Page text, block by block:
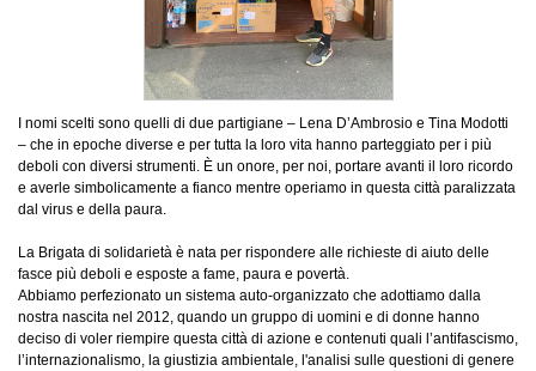
I nomi scelti sono quelli di due partigiane – Lena D’Ambrosio e Tina Modotti
– che in epoche diverse e per tutta la loro vita hanno parteggiato per i più
deboli con diversi strumenti. È un onore, per noi, portare avanti il loro ricordo
e averle simbolicamente a fianco mentre operiamo in questa città paralizzata
dal virus e della paura.
La Brigata di solidarietà è nata per rispondere alle richieste di aiuto delle
fasce più deboli e esposte a fame, paura e povertà.
Abbiamo perfezionato un sistema auto-organizzato che adottiamo dalla
nostra nascita nel 2012, quando un gruppo di uomini e di donne hanno
deciso di voler riempire questa città di azione e contenuti quali l’antifascismo,
l’internazionalismo, la giustizia ambientale, l'analisi sulle questioni di genere